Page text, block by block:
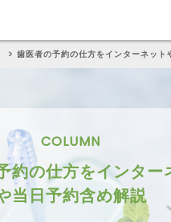
歯医者の予約の仕方をインターネット
COLUMN
約の仕方をインター
当日予約含め解説